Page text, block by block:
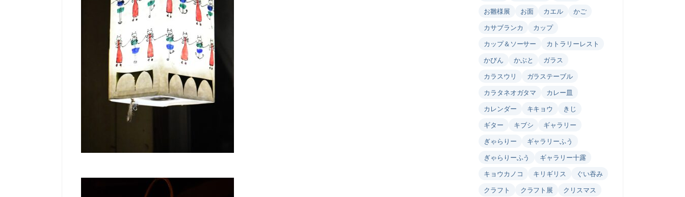
お雛様展
お面 カエル
かご
カサブランカ
カップ
カップ＆ソーサー
カトラリーレスト
かびん
かぶと
ガラス
カラスウリ
ガラステーブル
カラタネオガタマ
カレー皿
カレンダー
キキョウ
きじ
ギター
キブシ
ギャラリー
ぎゃらりー
ギャラリーふう
ぎゃらりーふう
ギャラリー十露
キョウカノコ
キリギリス
ぐい吞み
クラフト
クラフト展
クリスマス